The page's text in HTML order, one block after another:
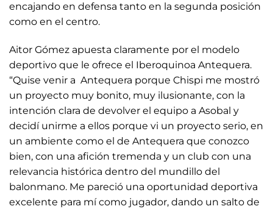
encajando en defensa tanto en la segunda posición
como en el centro.
Aitor Gómez apuesta claramente por el modelo
deportivo que le ofrece el Iberoquinoa Antequera.
“Quise venir a Antequera porque Chispi me mostró
un proyecto muy bonito, muy ilusionante, con la
intención clara de devolver el equipo a Asobal y
decidí unirme a ellos porque vi un proyecto serio, en
un ambiente como el de Antequera que conozco
bien, con una afición tremenda y un club con una
relevancia histórica dentro del mundillo del
balonmano. Me pareció una oportunidad deportiva
excelente para mí como jugador, dando un salto de